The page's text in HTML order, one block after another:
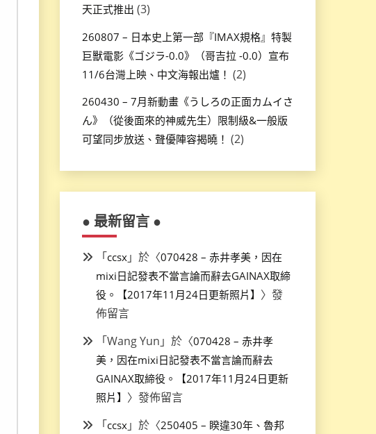
天正式推出 (3)
260807 – 日本史上第一部『IMAX規格』特製
巨獸電影《ゴジラ-0.0》（哥吉拉 -0.0）宣布
11/6台灣上映、中文海報出爐！ (2)
260430 – 7月新動畫《うしろの正面カムイさ
ん》（從後面來的神威先生）限制級&一般版
可望同步放送、聲優陣容揭曉！ (2)
● 最新留言 ●
「ccsx」於〈070428 – 赤井孝美，因在
mixi日記發表不當言論而辭去GAINAX取締
役。【2017年11月24日更新照片】 〉發
佈留言
「Wang Yun 」於〈070428 – 赤井孝
美，因在mixi日記發表不當言論而辭去
GAINAX取締役。【2017年11月24日更新
照片】 〉發佈留言
「ccsx」於〈250405 – 睽違30年、魯邦